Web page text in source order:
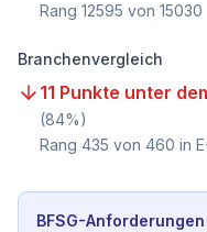
Rang 12595 von 15030
Branchenvergleich
11 Punkte unter
(84%)
Rang 435 von 460 in
BFSG-